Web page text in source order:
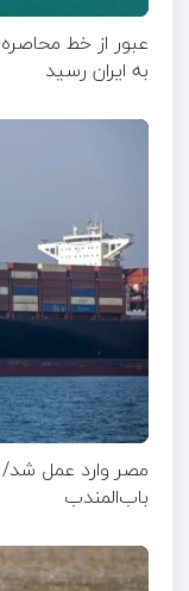
عبور از خط
به ایران رسید
مصر وارد عمل شد/
باب‌المندب